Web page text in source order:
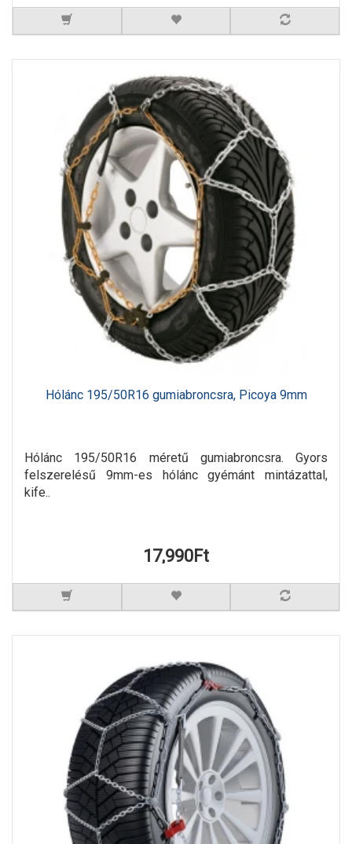
Hólánc 195/50R16 gumiabroncsra, Picoya 9mm
Hólánc 195/50R16 méretű gumiabroncsra. Gyors
felszerelésű 9mm-es hólánc gyémánt mintázattal,
kife..
17,990Ft